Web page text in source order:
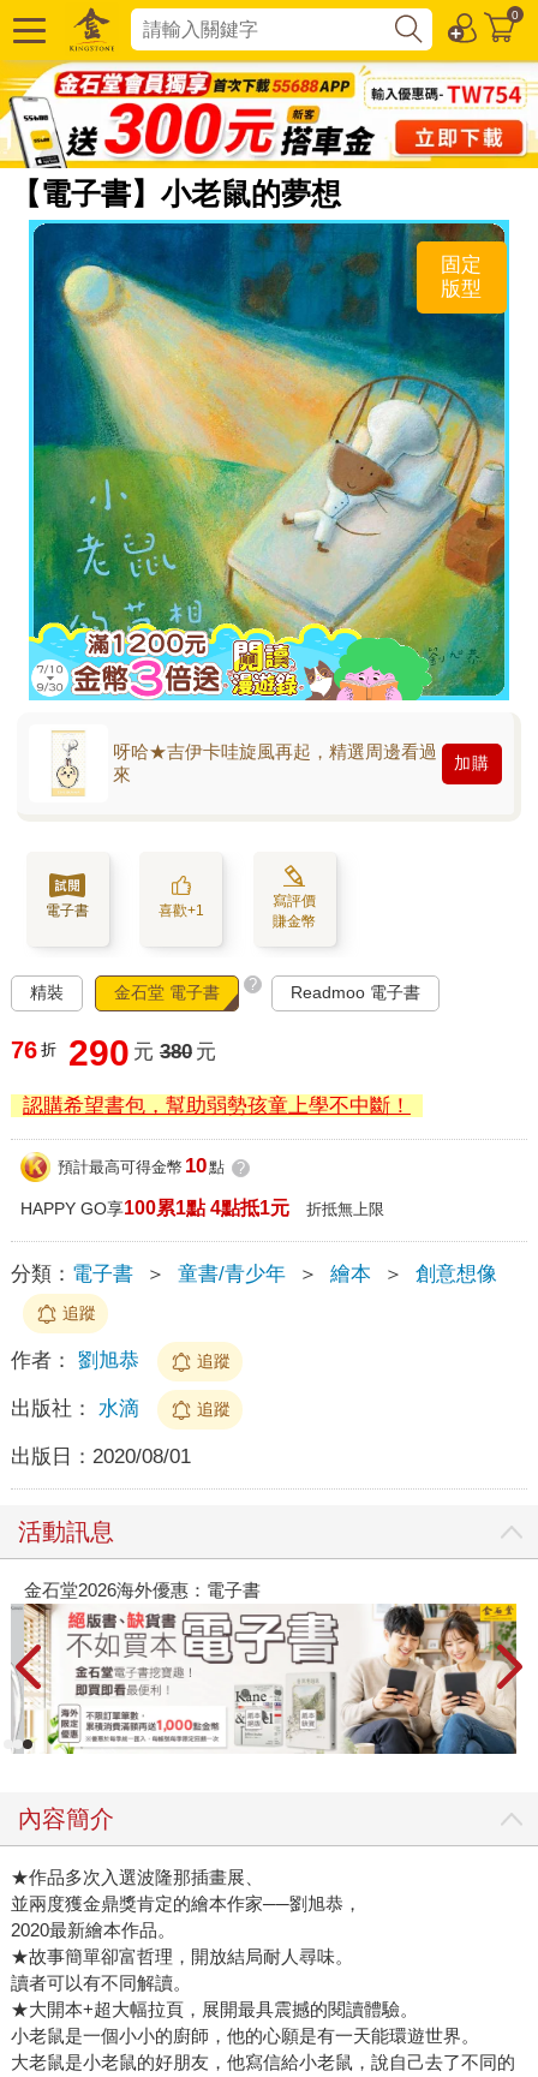
0
【電子書】小老鼠的夢想
固定
版型
呀哈★吉伊卡哇旋風再起，精選周邊看過
來
加購
電子書 喜歡+1
寫評價
賺金幣
精裝 金石堂 電子書 ? Readmoo 電子書
76 折 290 元 380 元
認購希望書包，幫助弱勢孩童上學不中斷！
預計最高可得金幣 10點 ?
HAPPY GO享100累1點 4點抵1元 折抵無上限
分類： 電子書 ＞ 童書/青少年 ＞ 繪本 ＞ 創意想像
追蹤
作者： 劉旭恭 追蹤
出版社： 水滴 追蹤
出版日： 2020/08/01
活動訊息
金石堂2026海外優惠：電子書
內容簡介
★作品多次入選波隆那插畫展、
並兩度獲金鼎獎肯定的繪本作家──劉旭恭，
2020最新繪本作品。
★故事簡單卻富哲理，開放結局耐人尋味。
讀者可以有不同解讀。
★大開本+超大幅拉頁，展開最具震撼的閱讀體驗。
小老鼠是一個小小的廚師，他的心願是有一天能環遊世界。
大老鼠是小老鼠的好朋友，他寫信給小老鼠，說自己去了不同的